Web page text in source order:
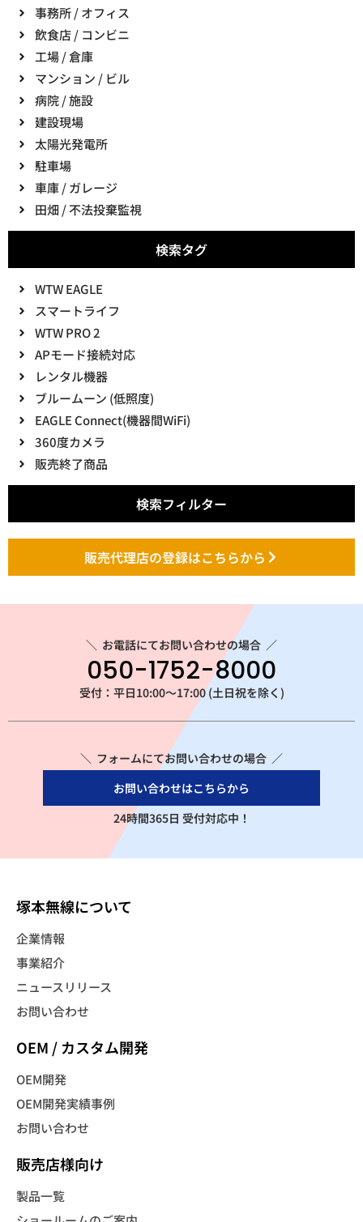
事務所 / オフィス
飲食店 / コンビニ
工場 / 倉庫
マンション / ビル
病院 / 施設
建設現場
太陽光発電所
駐車場
車庫 / ガレージ
田畑 / 不法投棄監視
検索タグ
WTW EAGLE
スマートライフ
WTW PRO 2
APモード接続対応
レンタル機器
ブルームーン (低照度)
EAGLE Connect(機器間WiFi)
360度カメラ
販売終了商品
検索フィルター
販売代理店の登録はこちらから
＼ お電話にてお問い合わせの場合 ／
050-1752-8000
受付：平日10:00～17:00 (土日祝を除く)
＼ フォームにてお問い合わせの場合 ／
お問い合わせはこちらから
24時間365日 受付対応中！
塚本無線について
企業情報
事業紹介
ニュースリリース
お問い合わせ
OEM / カスタム開発
OEM開発
OEM開発実績事例
お問い合わせ
販売店様向け
製品一覧